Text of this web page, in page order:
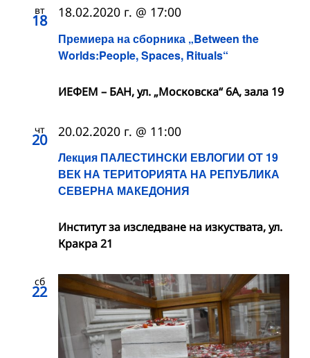
вт
18
Премиера на сборника „Between the
Worlds:People, Spaces, Rituals“
18.02.2020 г. @ 17:00
ИЕФЕМ – БАН, ул. „Московска“ 6А, зала 19
чт
20
Лекция ПАЛЕСТИНСКИ ЕВЛОГИИ ОТ 19
ВЕК НА ТЕРИТОРИЯТА НА РЕПУБЛИКА
СЕВЕРНА МАКЕДОНИЯ
20.02.2020 г. @ 11:00
Институт за изследване на изкуствата, ул.
Кракра 21
сб
22